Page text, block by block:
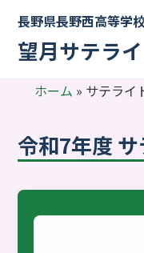
長野県長野西高等学
望月サテラ
ホーム » サテライ
令和7年度